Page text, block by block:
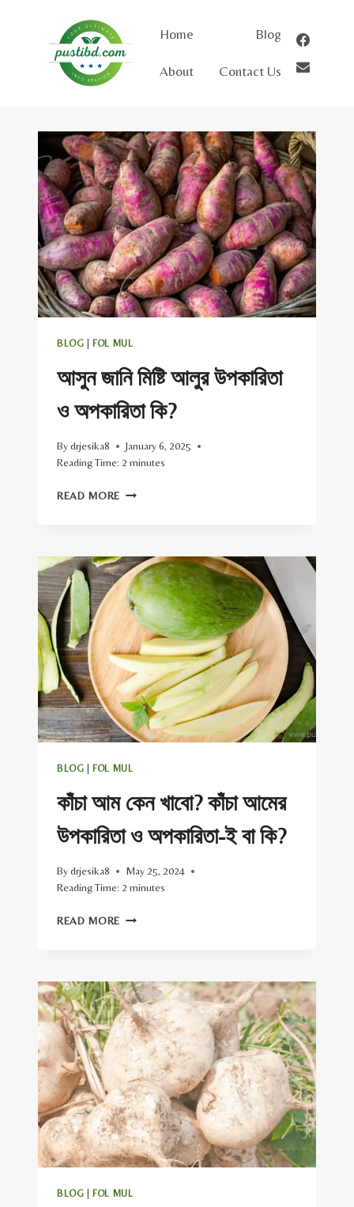
Home Blog
About Contact Us
BLOG FOL MUL
আসুন জানি মিষ্টি আলুর উপকারিতা
ও অপকারিতা কি?
Bydrjesika8
January 6, 2025
Reading Time: 2 minutes
READ MORE আসুন
উপকারিতা
ও
অপকারিতা
কি?
BLOG FOL MUL
কাঁচা আম কেন খাবো? কাঁচা আমের
উপকারিতা ও অপকারিতা-ই বা কি?
Bydrjesika8
May 25, 2024
Reading Time: 2minutes
READ MORE কাঁচা
কাঁচা
আমের
উপকারিতা
ও
অপকারিতা-
ই
বা
কি?
BLOG FOL MUL